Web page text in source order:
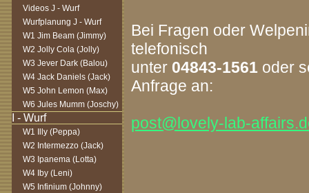
Videos J - Wurf
Wurfplanung J - Wurf
W1 Jim Beam (Jimmy)
W2 Jolly Cola (Jolly)
W3 Jever Dark (Balou)
W4 Jack Daniels (Jack)
W5 John Lemon (Max)
W6 Jules Mumm (Joschy)
W1 Illy (Peppa)
W2 Intermezzo (Jack)
W3 Ipanema (Lotta)
W4 Iby (Leni)
W5 Infinium (Johnny)
Bei Fragen oder
telefonisch
unter 04843-1561 oder
Anfrage an:
post@lovely-lab-